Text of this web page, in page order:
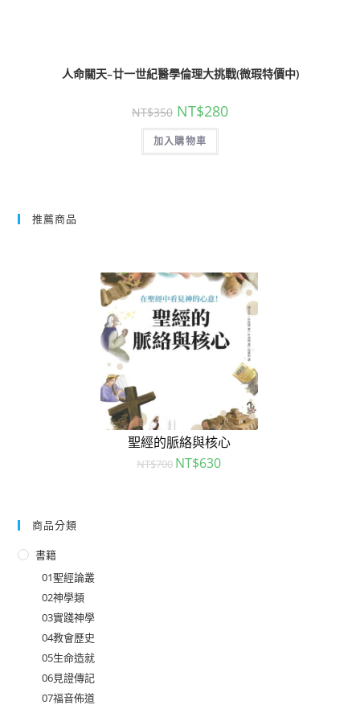
人命關天–廿一世紀醫學倫理大挑戰(微瑕特價中)
NT$350 NT$280
加入購物車
推薦商品
聖經的脈絡與核心
NT$700 NT$630
商品分類
書籍
01聖經論叢
02神學類
03實踐神學
04教會歷史
05生命造就
06見證傳記
07福音佈道